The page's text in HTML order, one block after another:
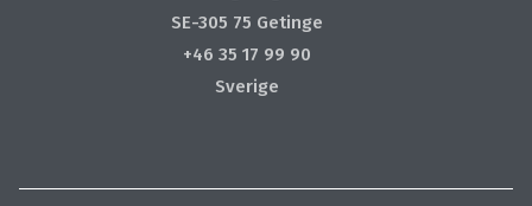
SE-305 75 Getinge
+46 35 17 99 90
Sverige